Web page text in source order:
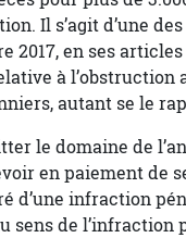
Il s’agit d’une
2017, en ses
à
autant se le
le domaine de
en paiement de
d’une infraction
sens de l’infraction